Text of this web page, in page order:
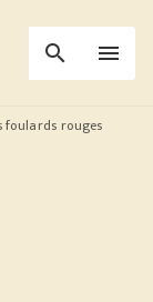
search menu
foulards rouges